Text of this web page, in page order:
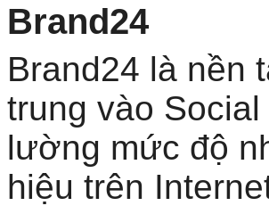
Brand24
Brand24 là nền
trung vào
lường mức độ
hiệu trên